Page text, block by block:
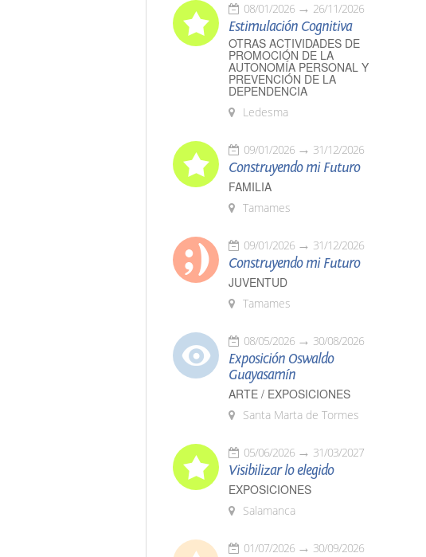
08/01/2026 26/11/2026
Estimulación Cognitiva
OTRAS ACTIVIDADES DE
PROMOCIÓN DE LA
AUTONOMÍA PERSONAL Y
PREVENCIÓN DE LA
DEPENDENCIA
Ledesma
09/01/2026 31/12/2026
Construyendo mi Futuro
FAMILIA
Tamames
09/01/2026 31/12/2026
Construyendo mi Futuro
JUVENTUD
Tamames
08/05/2026 30/08/2026
Exposición Oswaldo
Guayasamín
ARTE / EXPOSICIONES
Santa Marta de Tormes
05/06/2026 31/03/2027
Visibilizar lo elegido
EXPOSICIONES
Salamanca
01/07/2026 30/09/2026